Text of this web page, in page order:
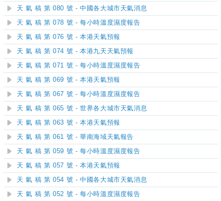
天 氣 稿 第 080 號 - 中國各大城市天氣消息
天 氣 稿 第 078 號 - 每小時溫度濕度報告
天 氣 稿 第 076 號 - 本港天氣預報
天 氣 稿 第 074 號 - 本港九天天氣預報
天 氣 稿 第 071 號 - 每小時溫度濕度報告
天 氣 稿 第 069 號 - 本港天氣預報
天 氣 稿 第 067 號 - 每小時溫度濕度報告
天 氣 稿 第 065 號 - 世界各大城市天氣消息
天 氣 稿 第 063 號 - 本港天氣預報
天 氣 稿 第 061 號 - 華南海域天氣報告
天 氣 稿 第 059 號 - 每小時溫度濕度報告
天 氣 稿 第 057 號 - 本港天氣預報
天 氣 稿 第 054 號 - 中國各大城市天氣消息
天 氣 稿 第 052 號 - 每小時溫度濕度報告